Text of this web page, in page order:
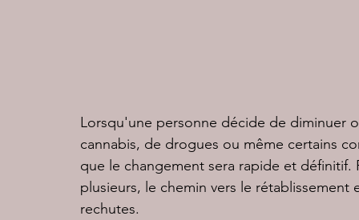
Lorsqu'une personne décide de diminuer
cannabis, de drogues ou même certains
que le changement sera rapide et
plusieurs, le chemin vers le
rechutes.